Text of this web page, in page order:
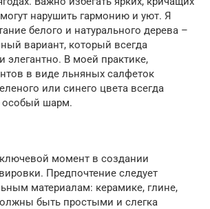
нарушить гармонию и уют. Я
белого и натурального дерева –
вариант, который всегда
элегантно. В моей практике,
в виде льняных салфеток
или синего цвета всегда
особый шарм.
момент в создании
Предпочтение следует
материалам: керамике, глине,
быть простыми и слегка